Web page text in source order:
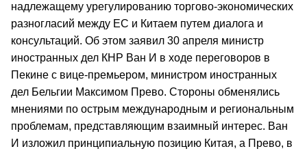
надлежащему урегулированию торгово-экономических
разногласий между ЕС и Китаем путем диалога и
консультаций. Об этом заявил 30 апреля министр
иностранных дел КНР Ван И в ходе переговоров в
Пекине с вице-премьером, министром иностранных
дел Бельгии Максимом Прево. Стороны обменялись
мнениями по острым международным и региональным
проблемам, представляющим взаимный интерес. Ван
И изложил принципиальную позицию Китая, а Прево, в